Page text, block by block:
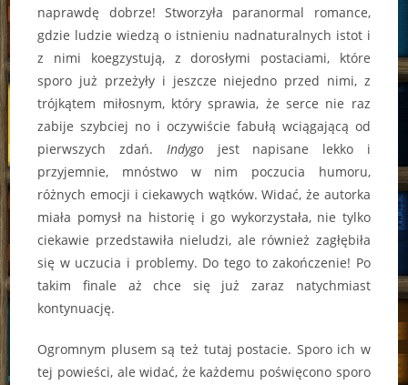
naprawdę dobrze! Stworzyła paranormal romance,
gdzie ludzie wiedzą o istnieniu nadnaturalnych istot i
z nimi koegzystują, z dorosłymi postaciami, które
sporo już przeżyły i jeszcze niejedno przed nimi, z
trójkątem miłosnym, który sprawia, że serce nie raz
zabije szybciej no i oczywiście fabułą wciągającą od
pierwszych zdań. Indygojest napisane lekko i
przyjemnie, mnóstwo w nim poczucia humoru,
różnych emocji i ciekawych wątków. Widać, że autorka
miała pomysł na historię i go wykorzystała, nie tylko
ciekawie przedstawiła nieludzi, ale również zagłębiła
się w uczucia i problemy. Do tego to zakończenie! Po
takim finale aż chce się już zaraz natychmiast
kontynuację.
Ogromnym plusem są też tutaj postacie. Sporo ich w
tej powieści, ale widać, że każdemu poświęcono sporo